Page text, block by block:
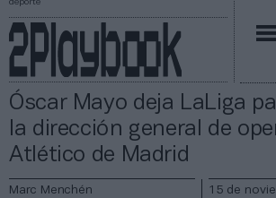
deporte
Óscar Mayo deja LaLiga
la dirección general de
Atlético de Madrid
Marc Menchén 15 de